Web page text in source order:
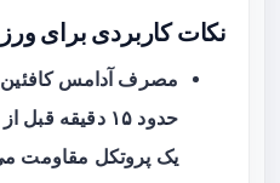
نکات کاربردی برای
حدود ۱۵ دقیقه
یک پروتکل مقاومت